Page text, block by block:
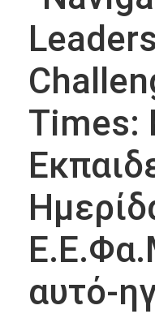
Times:
αυτό-